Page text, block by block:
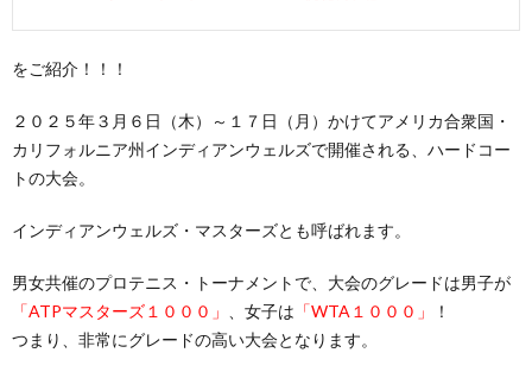
をご紹介！！！
２０２５年３月６日（木）～１７日（月）かけてアメリカ合衆国・
カリフォルニア州インディアンウェルズで開催される、ハードコー
トの大会。
インディアンウェルズ・マスターズとも呼ばれます。
男女共催のプロテニス・トーナメントで、大会のグレードは男子が
「ATPマスターズ１０００」
、女子は 「WTA１０００」
！
つまり、非常にグレードの高い大会となります。